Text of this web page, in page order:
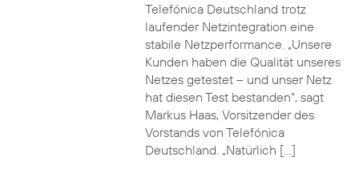
Telefónica Deutschland trotz
laufender Netzintegration eine
stabile Netzperformance. „Unsere
Kunden haben die Qualität unseres
Netzes getestet – und unser Netz
hat diesen Test bestanden“, sagt
Markus Haas, Vorsitzender des
Vorstands von Telefónica
Deutschland. „Natürlich […]